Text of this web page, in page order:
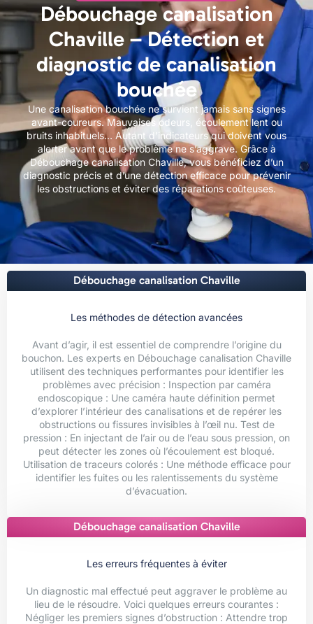
Débouchage canalisation
Chaville – Détection et
diagnostic de canalisation
bouchée
Une canalisation bouchée ne survient jamais sans signes
avant-coureurs. Mauvaises odeurs, écoulement lent ou
bruits inhabituels… Autant d’indicateurs qui doivent vous
alerter avant que le problème ne s’aggrave. Grâce à
Débouchage canalisation Chaville, vous bénéficiez d’un
diagnostic précis et d’une détection efficace pour prévenir
les obstructions et éviter des réparations coûteuses.
Débouchage canalisation Chaville
Les méthodes de détection avancées
Avant d’agir, il est essentiel de comprendre l’origine du
bouchon. Les experts en Débouchage canalisation Chaville
utilisent des techniques performantes pour identifier les
problèmes avec précision : Inspection par caméra
endoscopique : Une caméra haute définition permet
d’explorer l’intérieur des canalisations et de repérer les
obstructions ou fissures invisibles à l’œil nu. Test de
pression : En injectant de l’air ou de l’eau sous pression, on
peut détecter les zones où l’écoulement est bloqué.
Utilisation de traceurs colorés : Une méthode efficace pour
identifier les fuites ou les ralentissements du système
d’évacuation.
Débouchage canalisation Chaville
Les erreurs fréquentes à éviter
Un diagnostic mal effectué peut aggraver le problème au
lieu de le résoudre. Voici quelques erreurs courantes :
Négliger les premiers signes d’obstruction : Attendre trop